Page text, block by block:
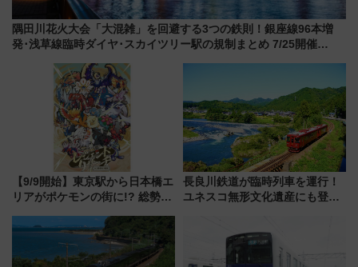
隅田川花火大会「大混雑」を回避する3つの鉄則！銀座線96本増
発･浅草線臨時ダイヤ･スカイツリー駅の規制まとめ 7/25開催
【9/9開始】東京駅から日本橋エ
リアがポケモンの街に!? 総勢
リサーチ」本格謎解き・グッズ
情報まとめ
長良川鉄道が臨時列車を運行！
ユネスコ無形文化遺産にも登録